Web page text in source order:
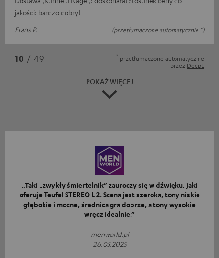
jakości: bardzo dobry!
Frans P.
(przetłumaczone automatycznie *)
10 / 49 * przetłumaczone automatycznie
przez DeepL
POKAŻ WIĘCEJ
„Taki „zwykły śmiertelnik” zauroczy się w dźwięku, jaki
oferuje Teufel STEREO L 2. Scena jest szeroka, tony niskie
głębokie i mocne, średnica gra dobrze, a tony wysokie
wręcz idealnie.”
menworld.pl
26.05.2025